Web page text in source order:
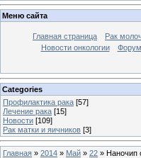
Меню сайта
Главная страница Рак
Новости онкологии
Форум
Categories
Профилактика рака [57]
Лечение рака [15]
Новости [109]
Рак матки и яичников [3]
Главная » 2014 » Май » 22 » Наночип